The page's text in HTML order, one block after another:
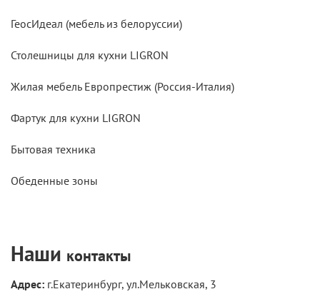
ГеосИдеал (мебель из белоруссии)
Столешницы для кухни LIGRON
Жилая мебель Европрестиж (Россия-Италия)
Фартук для кухни LIGRON
Бытовая техника
Обеденные зоны
Наши контакты
Адрес: г.Екатеринбург, ул.Мельковская, 3